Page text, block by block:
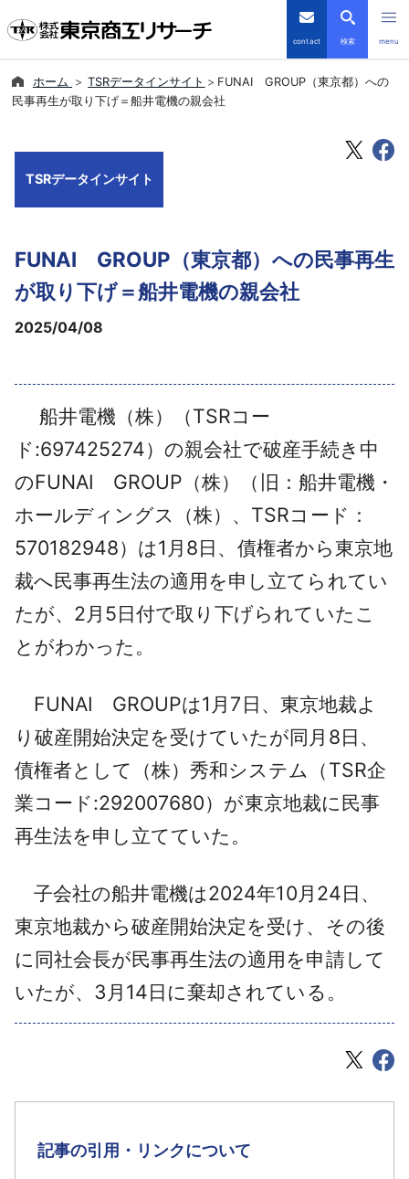
contact 検索 menu
倒産・注目企業情報
会社案内
導入事例
採用情報
よくあるご質問
English
ホーム TSRデータインサイト
FUNAI GROUP（東京都）への
民事再生が取り下げ＝船井電機の親会社
TSRデータインサイト
FUNAI GROUP（東京都）への民事再生
が取り下げ＝船井電機の親会社
2025/04/08
船井電機（株）（TSRコー
ド:697425274）の親会社で破産手続き中
のFUNAI GROUP（株）（旧：船井電機・
ホールディングス（株）、TSRコード：
570182948）は1月8日、債権者から東京地
裁へ民事再生法の適用を申し立てられてい
たが、2月5日付で取り下げられていたこ
とがわかった。
FUNAI GROUPは1月7日、東京地裁よ
り破産開始決定を受けていたが同月8日、
債権者として（株）秀和システム（TSR企
業コード:292007680）が東京地裁に民事
再生法を申し立てていた。
子会社の船井電機は2024年10月24日、
東京地裁から破産開始決定を受け、その後
に同社会長が民事再生法の適用を申請して
いたが、3月14日に棄却されている。
記事の引用・リンクについて